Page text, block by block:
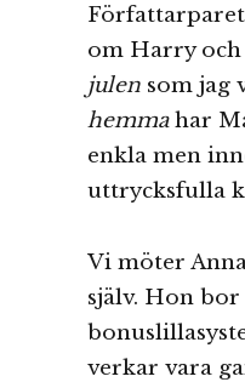
om Harry
julensom jag
hemmahar
enkla men
uttrycksfulla
Vi möter
själv. Hon
verkar vara